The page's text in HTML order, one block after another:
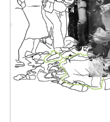
Catedral Duración: 5:38 minutos 3\. Un parteaguas
en la historia Ubicación: plaza Barrios, frente a
entrada de Catedral, sobre 2a
06:09 minutos 4\. Confundidos para siempre
Ubicación: plaza Barrios,
Palacio Nacional, sobre ave.
07:05 minutos